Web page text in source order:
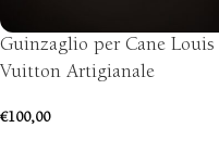
Guinzaglio per Cane Louis
Vuitton Artigianale
€100,00